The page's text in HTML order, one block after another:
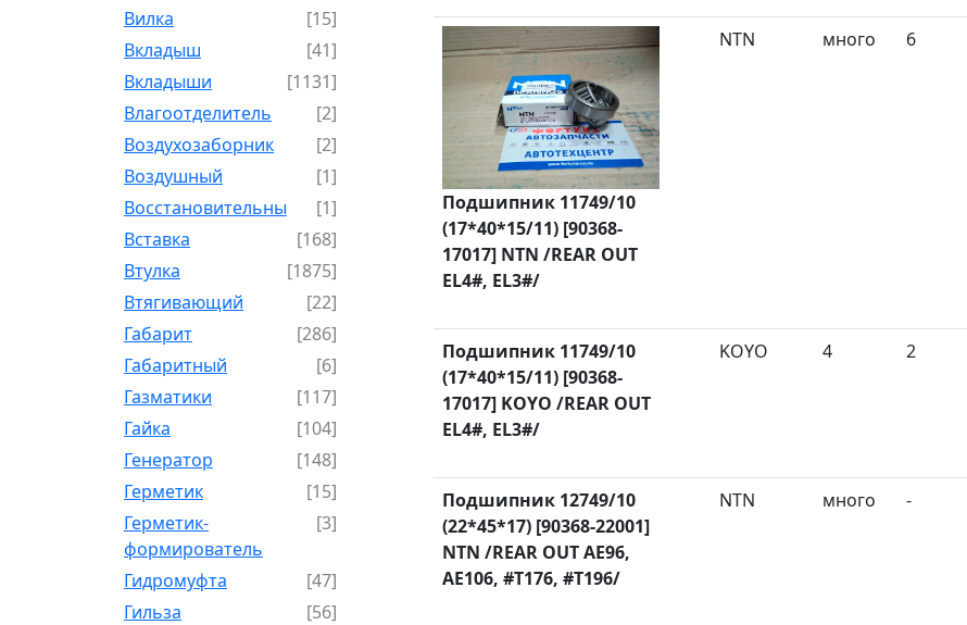
Вилка
[15]
Вкладыш
[41]
Вкладыши
[1131]
Влагоотделитель
[2]
Воздухозаборник
[2]
Воздушный
[1]
Восстановительный
[1]
Вставка
[168]
Втулка
[1875]
Втягивающий
[22]
Габарит
[286]
Габаритный
[6]
Газматики
[117]
Гайка
[104]
Генератор
[148]
Герметик
[15]
Герметик-
формирователь
[3]
Гидромуфта
[47]
Гильза
[56]
Подшипник 11749/10
(17*40*15/11) [90368-
17017] NTN /REAR OUT
EL4#, EL3#/
NTN много 6
Подшипник 11749/10
(17*40*15/11) [90368-
17017] KOYO /REAR OUT
EL4#, EL3#/
KOYO 4 2
Подшипник 12749/10
(22*45*17) [90368-22001]
NTN /REAR OUT AE96,
AE106, #T176, #T196/
NTN много -